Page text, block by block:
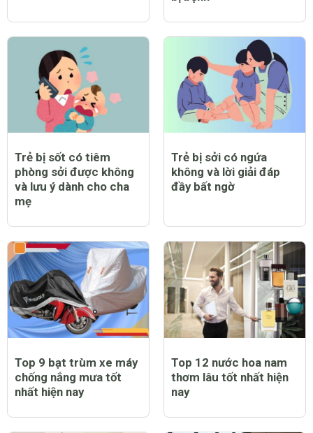
Trẻ bị sốt có tiêm
phòng sởi được không
và lưu ý dành cho cha
mẹ
Trẻ bị sởi có ngứa
không và lời giải đáp
đầy bất ngờ
Top 9 bạt trùm xe máy
chống nắng mưa tốt
nhất hiện nay
Top 12 nước hoa nam
thơm lâu tốt nhất hiện
nay